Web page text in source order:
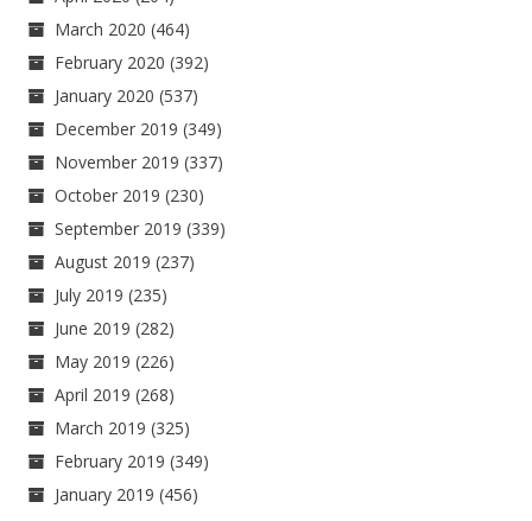
March 2020 (464)
February 2020 (392)
January 2020 (537)
December 2019 (349)
November 2019 (337)
October 2019 (230)
September 2019 (339)
August 2019 (237)
July 2019 (235)
June 2019 (282)
May 2019 (226)
April 2019 (268)
March 2019 (325)
February 2019 (349)
January 2019 (456)